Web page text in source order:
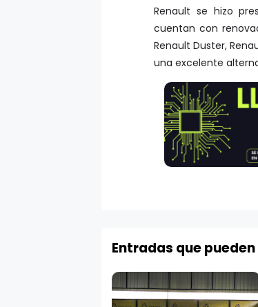
Renault se hizo
cuentan con
Renault Duster,
una excelente
Entradas que